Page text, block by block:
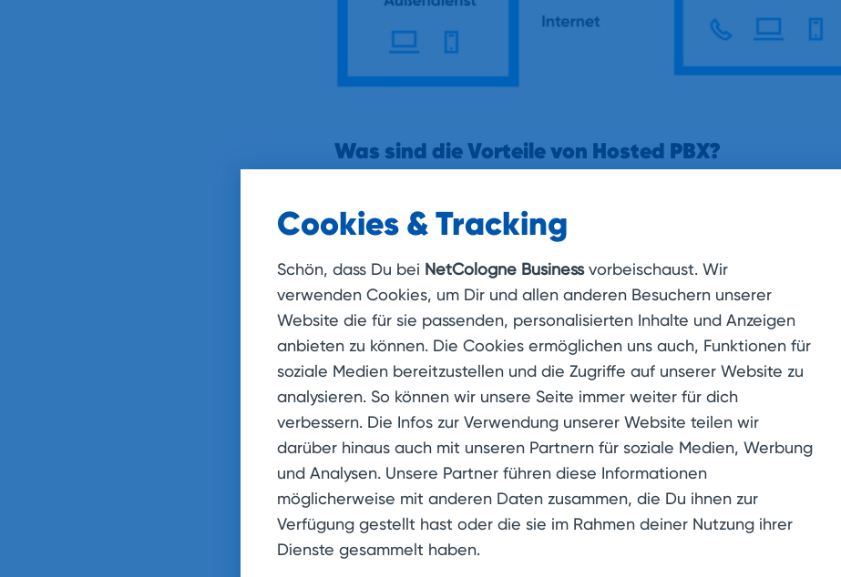
Cookies & Tracking
Schön, dass Du bei NetCologne Businessvorbeischaust. Wir
verwenden Cookies, um Dir und allen anderen Besuchern unserer
Website die für sie passenden, personalisierten Inhalte und Anzeigen
anbieten zu können. Die Cookies ermöglichen uns auch, Funktionen für
soziale Medien bereitzustellen und die Zugriffe auf unserer Website zu
analysieren. So können wir unsere Seite immer weiter für dich
verbessern. Die Infos zur Verwendung unserer Website teilen wir
darüber hinaus auch mit unseren Partnern für soziale Medien, Werbung
und Analysen. Unsere Partner führen diese Informationen
möglicherweise mit anderen Daten zusammen, die Du ihnen zur
Verfügung gestellt hast oder die sie im Rahmen deiner Nutzung ihrer
Dienste gesammelt haben.
Was sind die Vorteile von Hosted PBX?
Wenn die Sicherheitsanforderungen eines Unternehmens vorsehen,
erfolgen muss, dann ist Hosted PBX die ideale Lösung. Denn in
einfach „im Internet“ vorgehalten, sondern in einem sicheren
Die Telefonie des Unternehmens wird dann dediziert über eine
über eine einfache Internetverbindung abgewickelt. Im günstigsten
Hochleistungsrechenzentrum in Deutschland, welches damit auch der
Vorteil 2: Skalierbarkeit
Anders als mit einer klassischen Telefonanlage kann mit Hosted PBX
Mitarbeiterstruktur reagiert werden. Müssen neue Mitarbeiter in die
mithilfe einer Web-Oberfläche für den geschulten Anwender
Rufnummern sowie auf der anderen Seite das Abbuchen
Vorteil 3: Kosten- und Zeitersparnis